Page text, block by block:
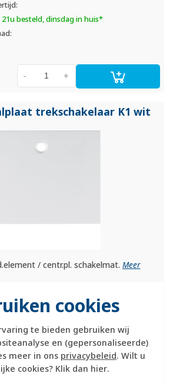
cookies
te bieden gebruiken wij
en (gepersonaliseerde)
meer in ons privacybeleid. Wilt u
cookies? Klik dan hier.
besteld, dinsdag in huis*
+
-
trekschakelaar K1 wit
/ centr.pl. schakelmat.Meer
+
-